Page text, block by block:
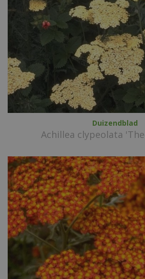
Duizendblad
Achillea clypeolata